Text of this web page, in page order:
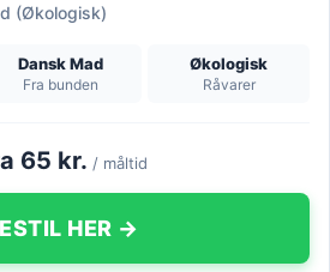
(Økologisk)
Dansk Mad
Fra bunden
Økologisk
Råvarer
65 kr. / måltid
HER →